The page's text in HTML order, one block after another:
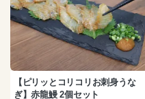
【ピリッとコリコリお刺身うな
ぎ】赤龍鰻 2個セット